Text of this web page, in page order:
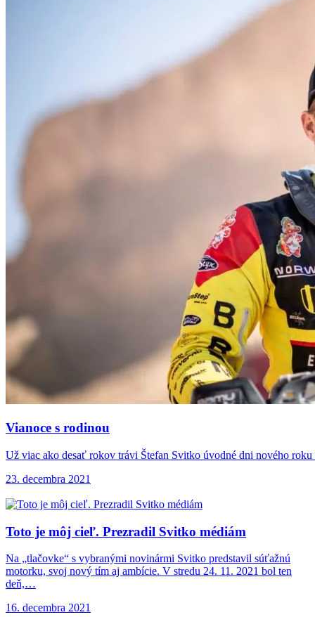
Vianoce s rodinou
Už viac ako desať rokov trávi Štefan Svitko úvodné dni nového
23. decembra 2021
Toto je môj cieľ. Prezradil Svitko médiám
Na „tlačovke“ s vybranými novinármi Svitko predstavil súťažnú
motorku, svoj nový tím aj ambície. V stredu 24. 11. 2021 bol ten
deň,…
16. decembra 2021